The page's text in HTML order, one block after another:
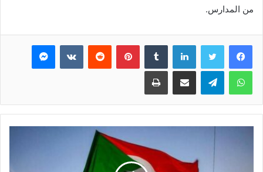
من المدارس.
فيسبوك تويتر لينكدإن بينتيريست ماسنجر
واتساب تيلقرام مشاركة عبر البريد طباعة